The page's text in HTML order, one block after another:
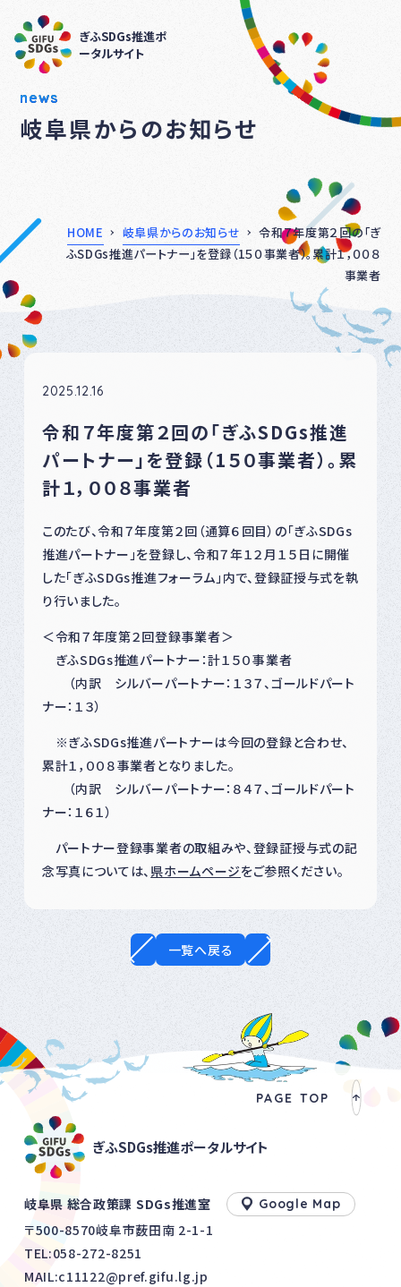
ぎふSDGs推進ポ
ータルサイト
news
岐阜県からのお知らせ
HOME 岐阜県からのお知らせ
令和７年度第２回の「ぎ
ふSDGs推進パートナー」を登録（1５０事業者）。累計１，００８
事業者
2025.12.16
令和７年度第２回の「ぎふSDGs推進
パートナー」を登録（1５０事業者）。累
計１，００８事業者
このたび、令和７年度第２回（通算６回目）の「ぎふSDGs
推進パートナー」を登録し、令和７年１２月１５日に開催
した「ぎふSDGs推進フォーラム」内で、登録証授与式を執
り行いました。
＜令和７年度第２回登録事業者＞
ぎふSDGs推進パートナー：計１５０事業者
（内訳 シルバーパートナー：１３７、ゴールドパート
ナー：１３）
※ぎふSDGs推進パートナーは今回の登録と合わせ、
累計１，００８事業者となりました。
（内訳 シルバーパートナー：８４７、ゴールドパート
ナー：１６１）
パートナー登録事業者の取組みや、登録証授与式の記
念写真については、 県ホームページをご参照ください。
一覧へ戻る
PAGE TOP
ぎふSDGs推進ポータルサイト
岐阜県 総合政策課 SDGs推進室 Google Map
〒500-8570岐阜市薮田南 2-1-1
TEL:058-272-8251
MAIL:c11122@pref.gifu.lg.jp